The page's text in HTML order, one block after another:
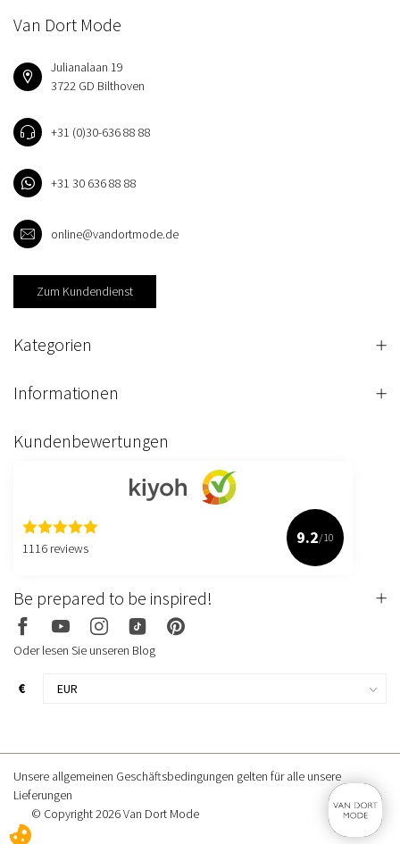
Van Dort Mode
Julianalaan 19
3722 GD Bilthoven
+31 (0)30-636 88 88
+31 30 636 88 88
online@vandortmode.de
Zum Kundendienst
Kategorien
Informationen
Kundenbewertungen
1116 reviews
9.2/10
Be prepared to be inspired!
Oder lesen Sie unseren Blog
€
Unsere allgemeinen Geschäftsbedingungen gelten für alle unsere
Lieferungen
© Copyright 2026 Van Dort Mode